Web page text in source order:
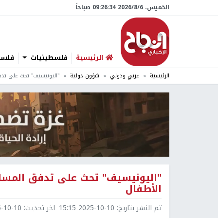
الخميس، 6/‏8/‏2026 09:26:35 صباحاً
الرئيسية فلسطينيات
الرئيسية عربي ودولي شؤون دولية "اليونيسيف" تحث على
"اليونيسيف" تحث على تدفق
الأطفال
تم النشر بتاريخ: 2025-10-10 15:15 اخر تحديث: 10 15:16